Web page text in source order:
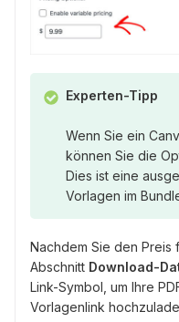
Experten-Tipp
Wenn Sie ein
können Sie die
Dies ist eine
Vorlagen im
Nachdem Sie den
Abschnitt Download-
Link-Symbol, um Ihre
Vorlagenlink